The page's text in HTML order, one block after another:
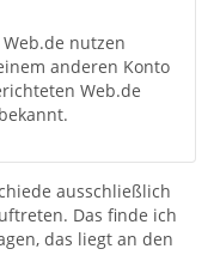
nutzen
anderen Konto
Web.de
ausschließlich
Das finde ich
das liegt an den